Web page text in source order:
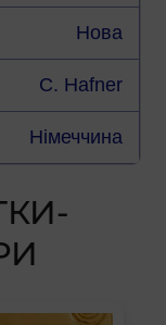
Нова
C. Hafner
Німеччина